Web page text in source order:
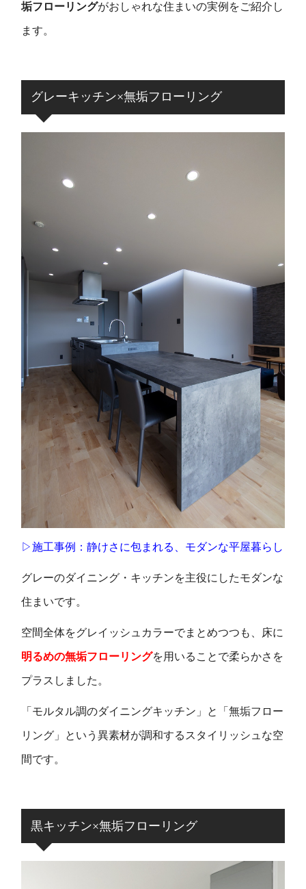
垢フローリングがおしゃれな住まいの実例をご紹介し
ます。
グレーキッチン×無垢フローリング
▷施工事例：静けさに包まれる、モダンな平屋暮らし
グレーのダイニング・キッチンを主役にしたモダンな
住まいです。
空間全体をグレイッシュカラーでまとめつつも、床に
明るめの無垢フローリングを用いることで柔らかさを
プラスしました。
「モルタル調のダイニングキッチン」と「無垢フロー
リング」という異素材が調和するスタイリッシュな空
間です。
黒キッチン×無垢フローリング